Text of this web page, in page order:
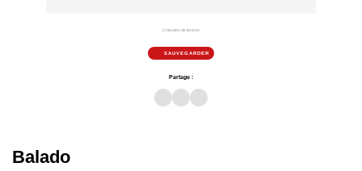
2 minutes de lecture
SAUVEGARDER
Partage :
Balado